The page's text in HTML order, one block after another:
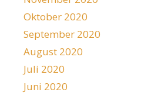
Oktober 2020
September 2020
August 2020
Juli 2020
Juni 2020